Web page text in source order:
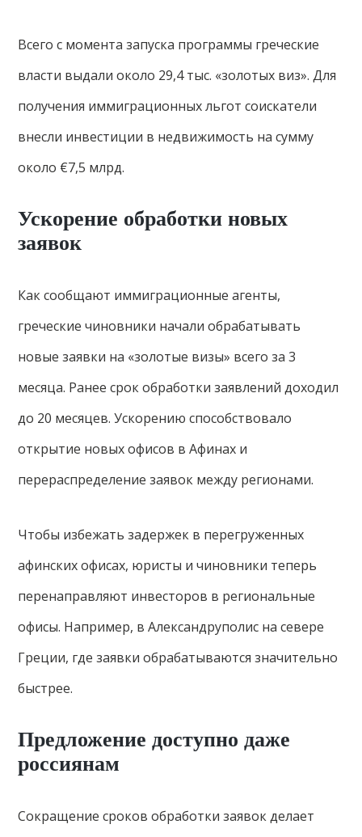
Всего с момента запуска программы греческие
власти выдали около 29,4 тыс. «золотых виз». Для
получения иммиграционных льгот соискатели
внесли инвестиции в недвижимость на сумму
около €7,5 млрд.
Ускорение обработки новых
заявок
Как сообщают иммиграционные агенты,
греческие чиновники начали обрабатывать
новые заявки на «золотые визы» всего за 3
месяца. Ранее срок обработки заявлений доходил
до 20 месяцев. Ускорению способствовало
открытие новых офисов в Афинах и
перераспределение заявок между регионами.
Чтобы избежать задержек в перегруженных
афинских офисах, юристы и чиновники теперь
перенаправляют инвесторов в региональные
офисы. Например, в Александруполис на севере
Греции, где заявки обрабатываются значительно
быстрее.
Предложение доступно даже
россиянам
Сокращение сроков обработки заявок делает